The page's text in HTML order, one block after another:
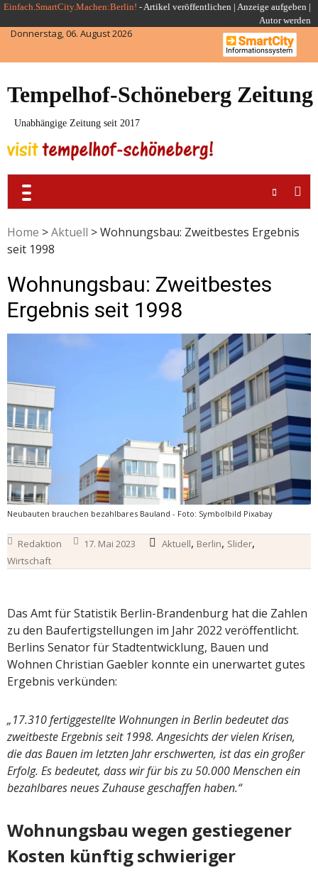
Skip
to
content
Einfach.SmartCity.Machen:Berlin! -Artikel veröffentlichen | Anzeige aufgeben |
Autor werden
Donnerstag, 06. August 2026
Tempelhof-Schöneberg Zeitung
Unabhängige Zeitung seit 2017
Home >Aktuell >Wohnungsbau: Zweitbestes Ergebnis
seit 1998
Wohnungsbau: Zweitbestes
Ergebnis seit 1998
Neubauten brauchen bezahlbares Bauland - Foto: Symbolbild Pixabay
Redaktion 17. Mai 2023 Aktuell, Berlin, Slider,
Wirtschaft
Das Amt für Statistik Berlin-Brandenburg hat die Zahlen
zu den Baufertigstellungen im Jahr 2022 veröffentlicht.
Berlins Senator für Stadtentwicklung, Bauen und
Wohnen Christian Gaebler konnte ein unerwartet gutes
Ergebnis verkünden:
„17.310 fertiggestellte Wohnungen in Berlin bedeutet das
zweitbeste Ergebnis seit 1998. Angesichts der vielen Krisen,
die das Bauen im letzten Jahr erschwerten, ist das ein großer
Erfolg. Es bedeutet, dass wir für bis zu 50.000 Menschen ein
bezahlbares neues Zuhause geschaffen haben.“
Wohnungsbau wegen gestiegener
Kosten künftig schwieriger